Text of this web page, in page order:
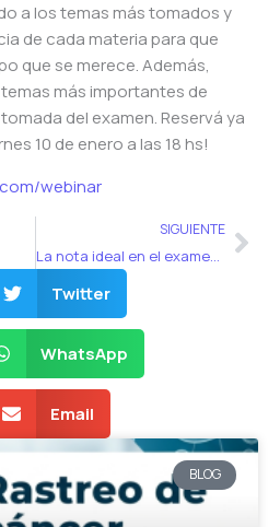
a los temas más tomados y
de cada materia para que
que se merece. Además,
más importantes de
del examen. Reservá ya
10 de enero a las 18 hs!
webinar
SIGUIENTE
La nota ideal en el examen de residencias 🎯
Twitter
WhatsApp
Email
BLOG